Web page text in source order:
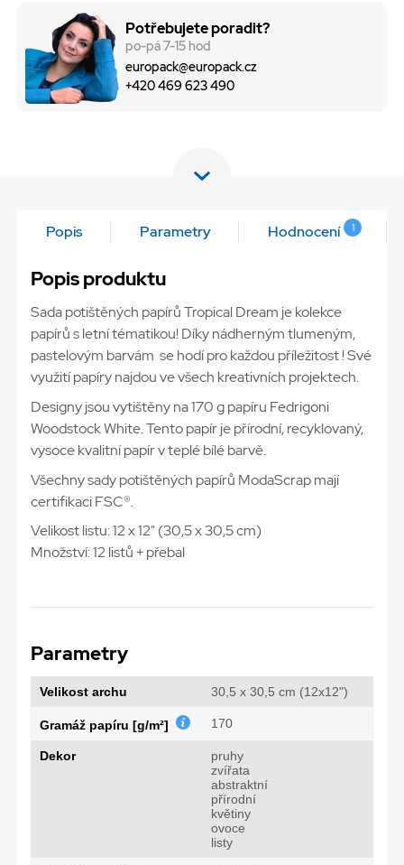
Potřebujete poradit?
po-pá 7-15 hod
europack@europack.cz
+420 469 623 490
Popis Parametry Hodnocení 1
Popis produktu
Sada potištěných papírů Tropical Dream je kolekce
papírů s letní tématikou! Díky nádherným tlumeným,
pastelovým barvám se hodí pro každou příležitost ! Své
využití papíry najdou ve všech kreativních projektech.
Designy jsou vytištěny na 170 g papíru Fedrigoni
Woodstock White. Tento papír je přírodní, recyklovaný,
vysoce kvalitní papír v teplé bílé barvě.
Všechny sady potištěných papírů ModaScrap mají
certifikaci FSC®.
Velikost listu: 12 x 12" (30,5 x 30,5 cm)
Množství: 12 listů + přebal
Parametry
Velikost archu 30,5 x 30,5 cm (12x12")
Gramáž papíru [g/m²] 170
Dekor
pruhy
zvířata
abstraktní
přírodní
květiny
ovoce
listy